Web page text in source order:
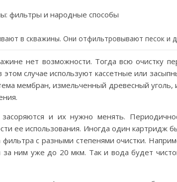
в скважины. Они отфильтровывают песок и
нет возможности. Тогда всю очистку
случае используют кассетные или
мембран, измельченный древесный уголь,
и их нужно менять.
ее использования. Иногда один картридж
фильтра с разными степенями очистки.
ним уже до 20 мкм. Так и вода будет